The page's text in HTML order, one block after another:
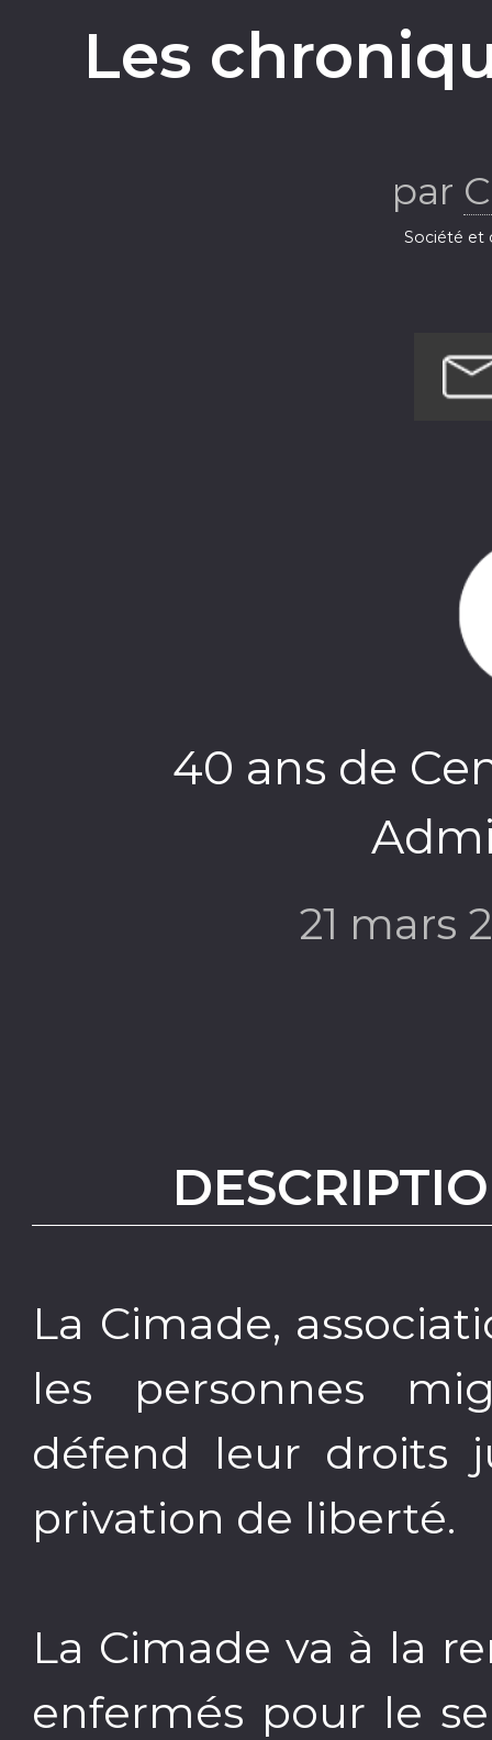
Les
par
Société et
40 ans de
21 mars
La Cimade,
les personnes
défend leur droits
privation de liberté.
La Cimade va à la
enfermés pour le